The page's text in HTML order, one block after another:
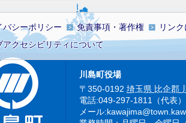
バシーポリシー 免責事項・著作権 リン
アクセシビリティについて
川島町役場
〒350-0192 埼玉県 比企郡
電話:049-297-1811（代表
メール